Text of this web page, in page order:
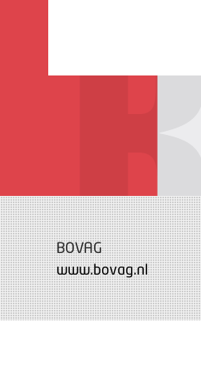
BOVAG
www.bovag.nl